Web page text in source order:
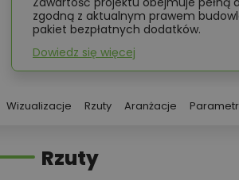
zgodną z aktualnym prawem
pakiet bezpłatnych dodatków.
Dowiedz się więcej
Wizualizacje Rzuty Aranżacje
Rzuty